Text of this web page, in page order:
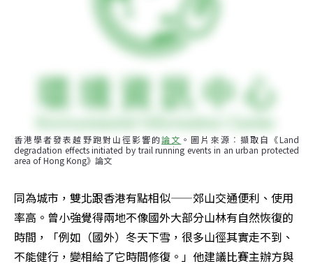
香港學者發表越野跑對山徑影響的論文 。圖片來源︰擷取自《Land
degradation effects initiated by trail running events in an urban protected
area of Hong Kong》論文
同為城市，雙北跟香港有點相似——郊山交通便利、使用
率高。曾小強覺得兩地不像國外大部分山林有自然恢復的
時間，「例如（國外）冬天下雪，很多山徑其實走不到、
不能健行，變相給了它時間修復。」他建議比賽主辦方與